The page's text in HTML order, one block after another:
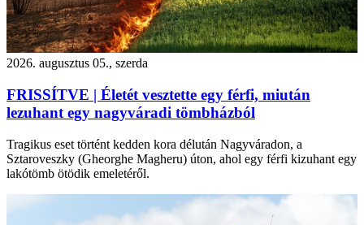
2026. augusztus 05., szerda
FRISSÍTVE | Életét vesztette egy férfi, miután
lezuhant egy nagyváradi tömbházból
Tragikus eset történt kedden kora délután Nagyváradon, a
Sztaroveszky (Gheorghe Magheru) úton, ahol egy férfi kizuhant egy
lakótömb ötödik emeletéről.